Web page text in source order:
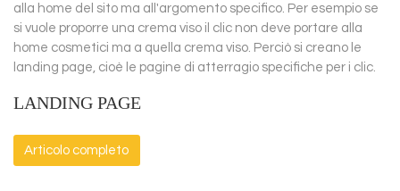
alla home del sito ma all'argomento specifico. Per esempio se
si vuole proporre una crema viso il clic non deve portare alla
home cosmetici ma a quella crema viso. Perciò si creano le
landing page, cioè le pagine di atterragio specifiche per i clic.
LANDING PAGE
Articolo completo